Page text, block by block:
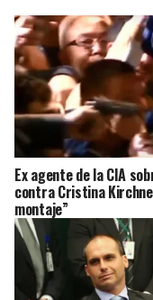
Ex agente de la CIA
contra Cristina
montaje”